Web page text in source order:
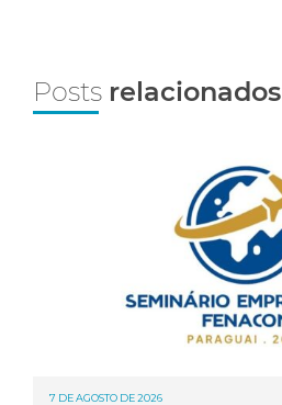
Posts relacionados
7 DE AGOSTO DE 2026